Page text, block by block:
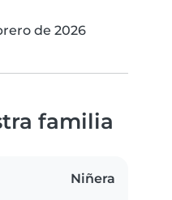
de 2026
familia
Niñera